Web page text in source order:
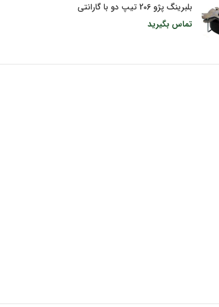
بلبرینگ پژو 206 تیپ دو با گارانتی
تماس بگیرید